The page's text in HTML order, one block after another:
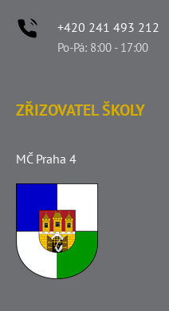
+420 241 493 212
Po-Pá: 8:00 - 17:00
ZŘIZOVATEL ŠKOLY
MČ Praha 4